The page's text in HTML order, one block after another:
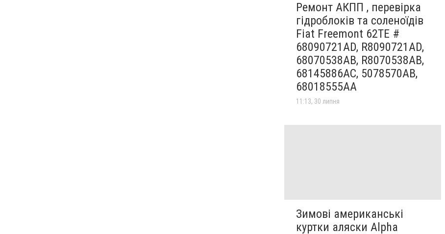
Ремонт АКПП , перевірка
гідроблоків та соленоїдів
Fiat Freemont 62TE #
68090721AD, R8090721AD,
68070538AB, R8070538AB,
68145886AC, 5078570AB,
68018555AA
11:13, 30 липня
Зимові американські
куртки аляски Alpha